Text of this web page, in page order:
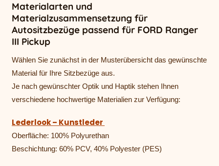
Materialarten und
Materialzusammensetzung für
Autositzbezüge passend für FORD Ranger
III Pickup
Wählen Sie zunächst in der Musterübersicht das gewünschte
Material für Ihre Sitzbezüge aus.
Je nach gewünschter Optik und Haptik stehen Ihnen
verschiedene hochwertige Materialien zur Verfügung:
Lederlook – Kunstleder
Oberfläche: 100% Polyurethan
Beschichtung: 60% PCV, 40% Polyester (PES)